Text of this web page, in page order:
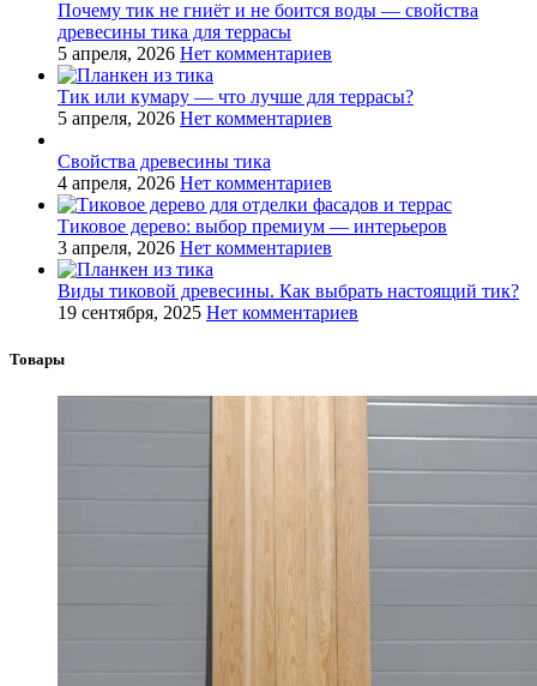
Почему тик не гниёт и не боится воды — свойства
древесины тика для террасы
5 апреля, 2026 Нет комментариев
Тик или кумару — что лучше для террасы?
5 апреля, 2026 Нет комментариев
Свойства древесины тика
4 апреля, 2026 Нет комментариев
Тиковое дерево: выбор премиум — интерьеров
3 апреля, 2026 Нет комментариев
Виды тиковой древесины. Как выбрать настоящий тик?
19 сентября, 2025 Нет комментариев
Товары